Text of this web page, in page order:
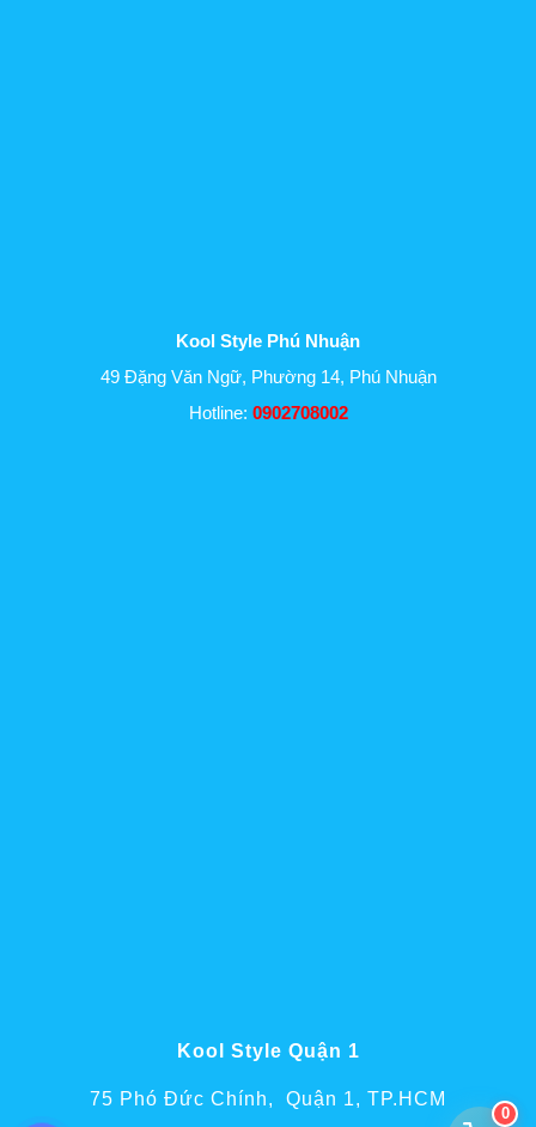
Kool Style Phú Nhuận
49 Đặng Văn Ngữ, Phường 14, Phú Nhuận
Hotline: 0902708002
Kool Style Quận 1
75 Phó Đức Chính, Quận 1, TP.HCM
0